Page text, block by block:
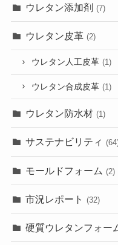
ウレタン添加剤 (7)
ウレタン皮革 (2)
ウレタン人工皮革 (1)
ウレタン合成皮革 (1)
ウレタン防水材 (1)
サステナビリティ
モールドフォーム (2)
市況レポート (32)
硬質ウレタンフォー